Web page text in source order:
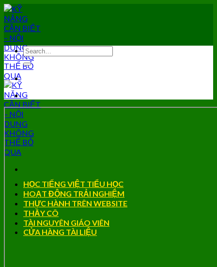
Skip
to
content
HỌC TIẾNG VIỆT TIỂU HỌC
HOẠT ĐỘNG TRẢI NGHIỆM
THỰC HÀNH TRÊN WEBSITE
THẦY CÔ
TÀI NGUYÊN GIÁO VIÊN
CỬA HÀNG TÀI LIỆU